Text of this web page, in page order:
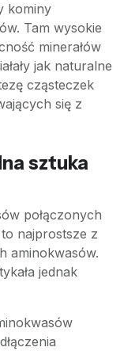
kominy
Tam wysokie
minerałów
jak naturalne
cząsteczek
się z
sztuka
połączonych
najprostsze z
aminokwasów.
jednak